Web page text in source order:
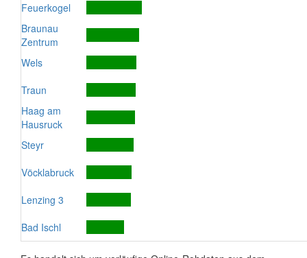
Feuerkogel
Braunau
Zentrum
Wels
Traun
Haag am
Hausruck
Steyr
Vöcklabruck
Lenzing 3
Bad Ischl